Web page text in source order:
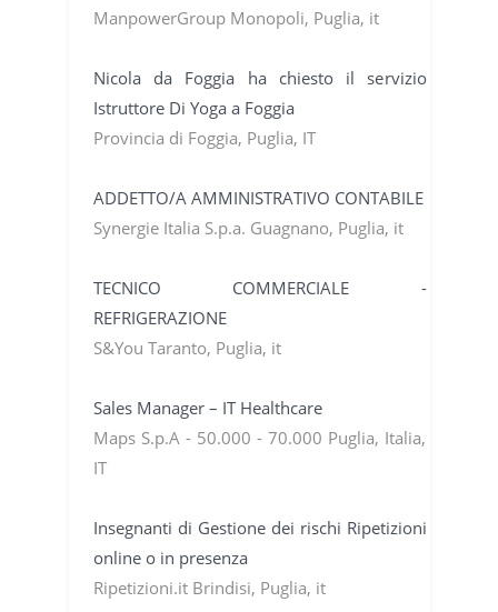
ManpowerGroup Monopoli, Puglia, it
Nicola da Foggia ha chiesto il servizio
Istruttore Di Yoga a Foggia
Provincia di Foggia, Puglia, IT
ADDETTO/A AMMINISTRATIVO CONTABILE
Synergie Italia S.p.a. Guagnano, Puglia, it
TECNICO COMMERCIALE -
REFRIGERAZIONE
S&You Taranto, Puglia, it
Sales Manager – IT Healthcare
Maps S.p.A - 50.000 - 70.000 Puglia, Italia,
IT
Insegnanti di Gestione dei rischi Ripetizioni
online o in presenza
Ripetizioni.it Brindisi, Puglia, it